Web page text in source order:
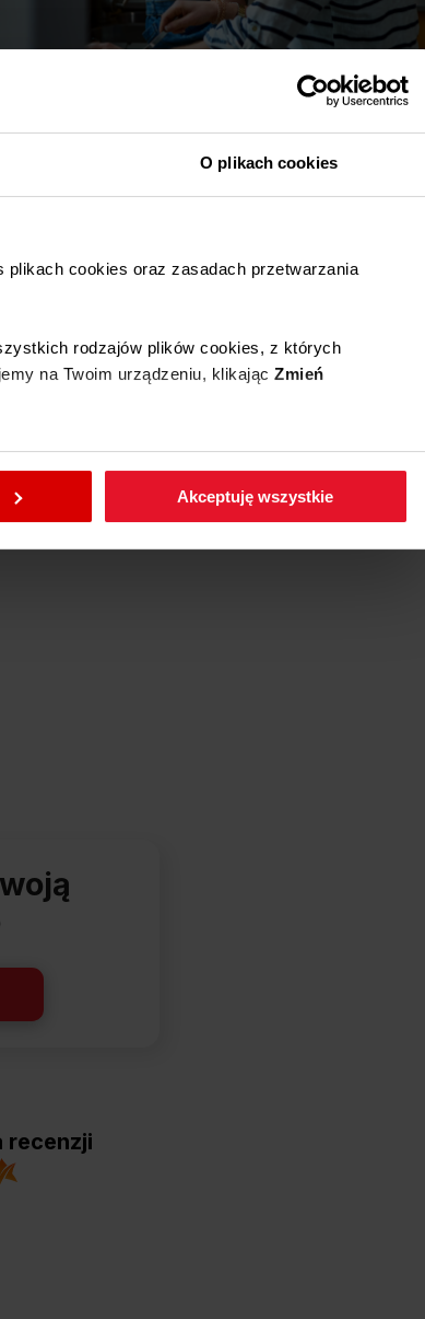
O plikach cookies
cookies oraz zasadach przetwarzania
rodzajów plików cookies, z których
na Twoim urządzeniu, klikając Zmień
cookies wchodząc w zakładkęPolityka
Akceptuję wszystkie
recenzji